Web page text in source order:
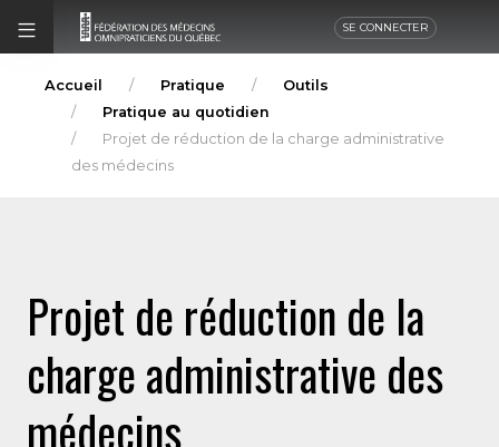
SE CONNECTER
Accueil Pratique
Outils
Pratique au quotidien
Projet de réduction de la charge administrative
des médecins
Projet de réduction de la
charge administrative des
médecins